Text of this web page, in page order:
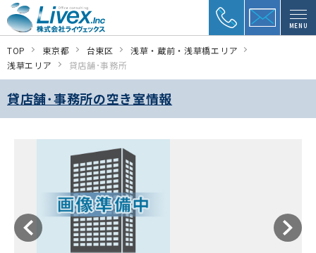
MENU
TOP 東京都 台東区
浅草・蔵前・浅草橋エリア
浅草エリア
貸店舗･事務所
貸店舗･事務所の空き室情報